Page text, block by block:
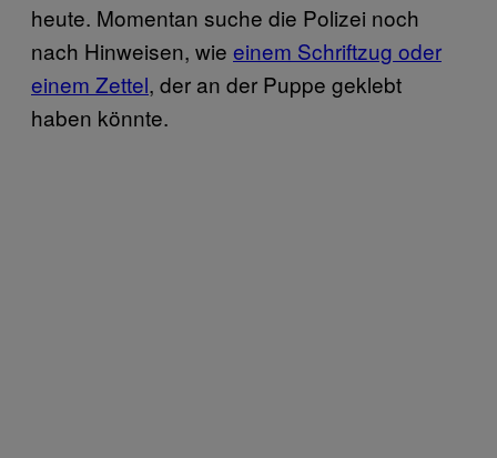
heute. Momentan suche die Polizei noch
nach Hinweisen, wie einem Schriftzug oder
einem Zettel, der an der Puppe geklebt
haben könnte.